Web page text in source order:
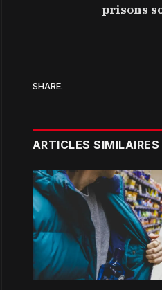
prisons
SHARE.
ARTICLES SIMILAIRES